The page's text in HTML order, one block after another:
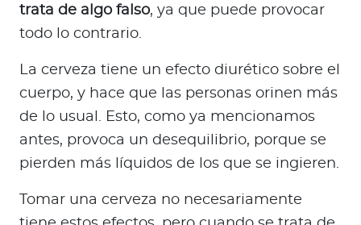
trata de algo falso, ya que puede provocar
todo lo contrario.
La cerveza tiene un efecto diurético sobre el
cuerpo, y hace que las personas orinen más
de lo usual. Esto, como ya mencionamos
antes, provoca un desequilibrio, porque se
pierden más líquidos de los que se ingieren.
Tomar una cerveza no necesariamente